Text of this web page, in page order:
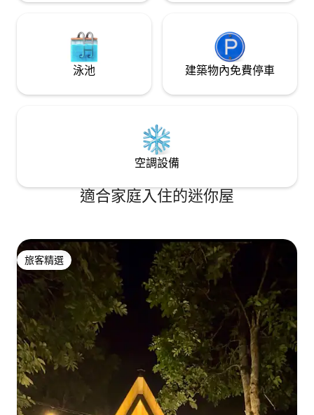
泳池 建築物內免費停車
空調設備
適合家庭入住的迷你屋
旅客精選
旅客精選